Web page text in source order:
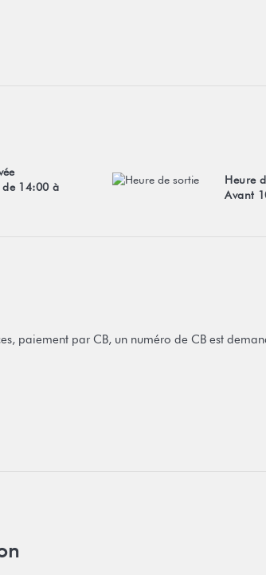
de 14:00 à
Heure
Avant
paiement par CB, un numéro de CB est